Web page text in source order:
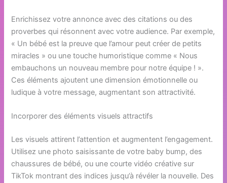
Enrichissez votre annonce avec des citations ou des
proverbes qui résonnent avec votre audience. Par exemple,
« Un bébé est la preuve que l’amour peut créer de petits
miracles » ou une touche humoristique comme « Nous
embauchons un nouveau membre pour notre équipe ! ».
Ces éléments ajoutent une dimension émotionnelle ou
ludique à votre message, augmentant son attractivité.
Incorporer des éléments visuels attractifs
Les visuels attirent l’attention et augmentent l’engagement.
Utilisez une photo saisissante de votre baby bump, des
chaussures de bébé, ou une courte vidéo créative sur
TikTok montrant des indices jusqu’à révéler la nouvelle. Des